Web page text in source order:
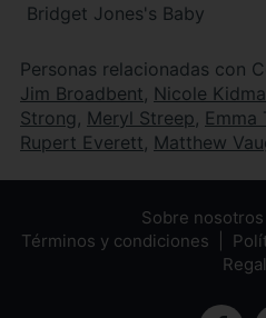
Bridget Jones's Baby
Personas relacionadas con
Jim Broadbent Nicole
Strong Meryl Streep Emma
Rupert Everett Matthew
Sobre nosotros
Términos y condiciones